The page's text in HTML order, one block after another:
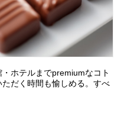
ホテルまでpremiumなコト
だく時間も愉しめる。すべ